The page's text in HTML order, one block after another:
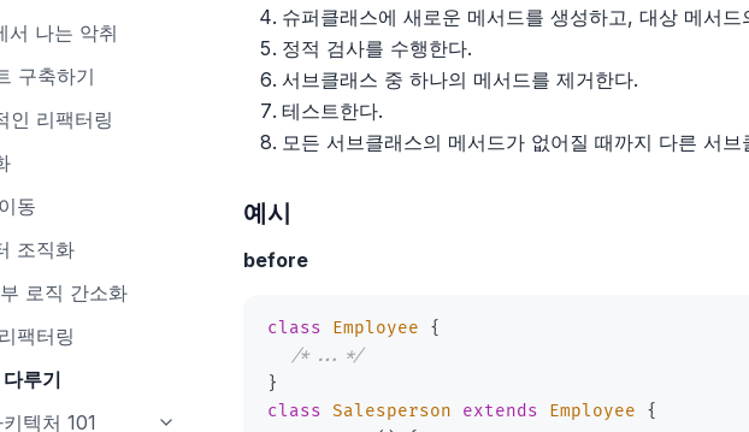
객체 기능
, 이터레이터, for-
처링
스
함수, 이터레이터, 제
, 태그 함수, 새로운
서 나는 악취
구축하기
인 리팩터링
동
조직화
로직 간소화
팩터링
루기
텍처 101
슈퍼클래스에 새로운 메서드를 생성하고, 대상 메서
정적 검사를 수행한다.
서브클래스 중 하나의 메서드를 제거한다.
테스트한다.
모든 서브클래스의 메서드가 없어질 때까지 다른 서
예시
before
class Employee
{
/*...*/
}
class Salesperson extends Employee
{